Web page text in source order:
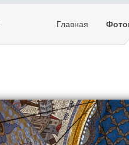
Главная